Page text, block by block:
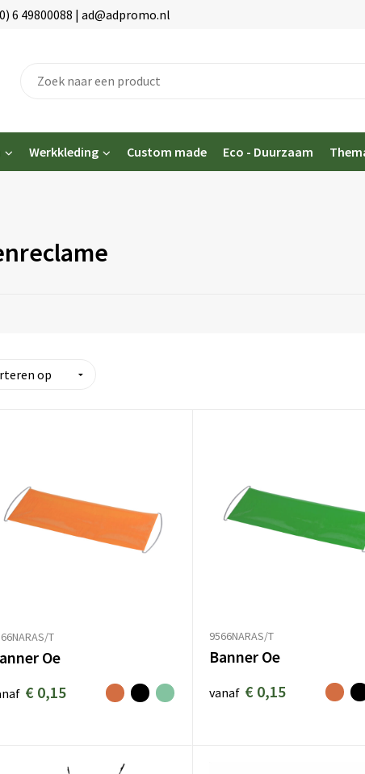
6 49800088 | ad@adpromo.nl
Werkkleding Custom made Eco - Duurzaam
T
Oe
€ 0,15
9566NARAS/T
Banner Oe
vanaf € 0,15